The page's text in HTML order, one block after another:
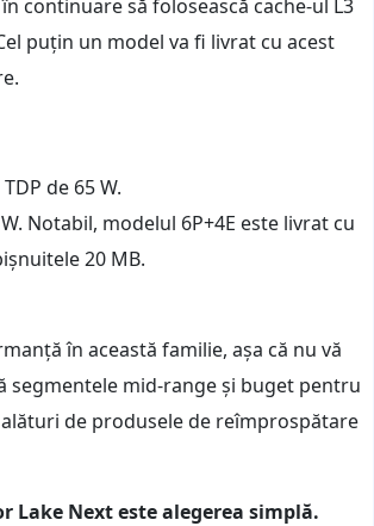
continuare să folosească cache-ul L3
puțin un model va fi livrat cu acest
de 65 W.
Notabil, modelul 6P+4E este livrat cu
20 MB.
în această familie, așa că nu vă
segmentele mid-range și buget pentru
de produsele de reîmprospătare
Next este alegerea simplă.